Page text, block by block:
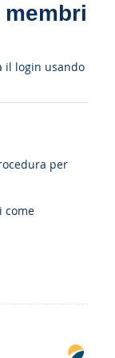
il login usando
per
come